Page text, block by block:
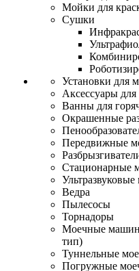
Мойки для
Сушки
Установки для
Аксессуары
Ванны для
Окрашенные
Передвижные
Стационарные
Ведра
Пылесосы
Торнадоры
Моечные
тип)
Туннельные
Погружные